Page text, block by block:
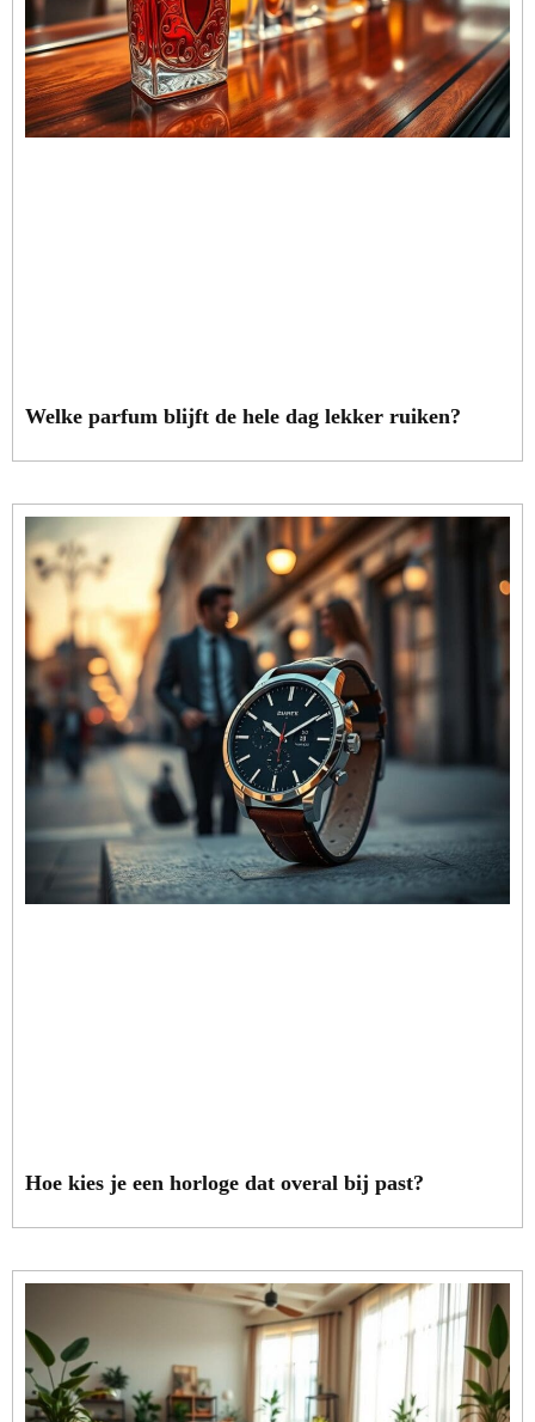
Welke parfum blijft de hele dag lekker ruiken?
Hoe kies je een horloge dat overal bij past?